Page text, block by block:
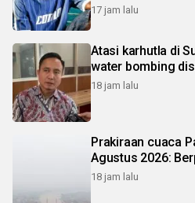
17 jam lalu
Atasi karhutla di
water bombing
18 jam lalu
Prakiraan cuaca
Agustus 2026:
18 jam lalu